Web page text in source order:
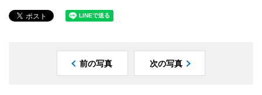
前の写真 次の写真